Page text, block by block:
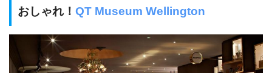
おしゃれ！ QT Museum Wellington